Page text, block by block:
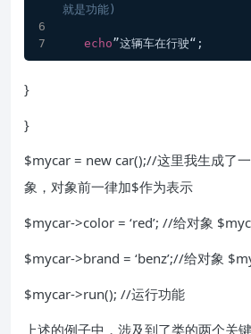
就是功能)
echo”这辆车在行驶“;
}
}
$mycar = new car();//这里我生成了
象，对象前一律加$作为表示
$mycar->color = ‘red’; //给对象
$mycar->brand = ‘benz’;//给对象
$mycar->run(); //运行功能
上述的例子中，涉及到了类的两个关